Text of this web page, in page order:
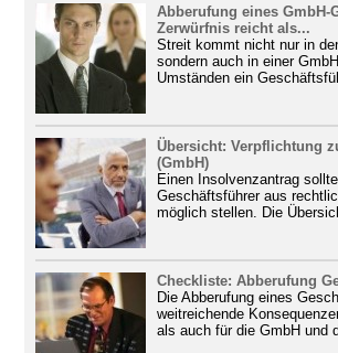
Abberufung eines GmbH-
Zerwürfnis reicht als...
Streit kommt nicht nur in
sondern auch in einer
Umständen ein
Übersicht: Verpflichtung
(GmbH)
Einen Insolvenzantrag
Geschäftsführer aus
möglich stellen. Die
Checkliste: Abberufung
Die Abberufung eines
weitreichende
als auch für die GmbH und